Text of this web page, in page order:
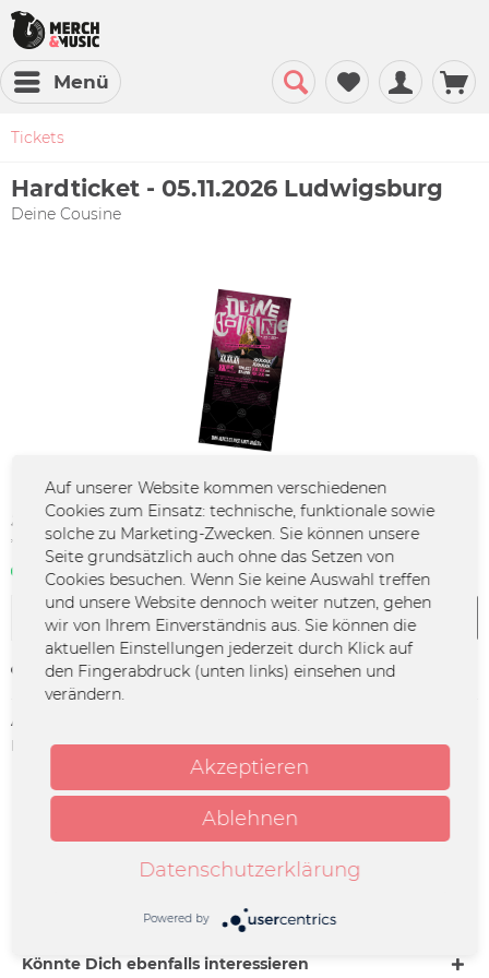
Menü
Tickets
Hardticket - 05.11.2026 Ludwigsburg
Deine Cousine
54,95 € *
*inkl. MwSt.zzgl. Versandkosten
Sofort verfügbar | 3 - 4 Werktage
In den Warenkorb
Merken
Artikel-Nr.:
Herstellerinfo:
Merchcowboy GmbH & Co. KG
Friedrich-Ebert-Straße 7 | 48153
Münster |
mehr
Könnte Dich ebenfalls interessieren
Auf unserer Website kommen verschiedenen
Cookies zum Einsatz: technische, funktionale sowie
solche zu Marketing-Zwecken. Sie können unsere
Seite grundsätzlich auch ohne das Setzen von
Cookies besuchen. Wenn Sie keine Auswahl treffen
und unsere Website dennoch weiter nutzen, gehen
wir von Ihrem Einverständnis aus. Sie können die
aktuellen Einstellungen jederzeit durch Klick auf
den Fingerabdruck (unten links) einsehen und
verändern.
Akzeptieren
Ablehnen
Datenschutzerklärung
Powered by